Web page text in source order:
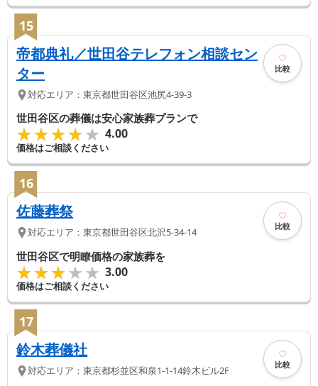
15
帝都典礼／世田谷テレフォン相談セン
ター
対応エリア： 東京都世田谷区池尻4-39-3
比較
世田谷区の葬儀は安心家族葬プランで
★★★★★
★★★★★ 4.00
価格はご相談ください
16
佐藤葬祭
対応エリア： 東京都世田谷区北沢5-34-14 比較
世田谷区で明瞭価格の家族葬を
★★★★★
★★★★★ 3.00
価格はご相談ください
17
鈴木葬儀社
対応エリア： 東京都杉並区和泉1-1-14鈴木ビル2F 比較